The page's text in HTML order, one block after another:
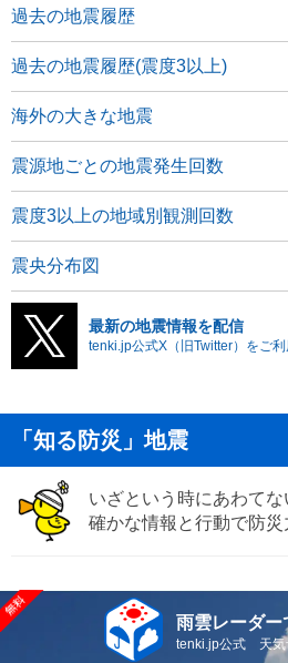
過去の地震履歴
過去の地震履歴(震度3以上)
海外の大きな地震
震源地ごとの地震発生回数
震度3以上の地域別観測回数
震央分布図
最新の地震情報を配信
tenki.jp公式X（旧Twitter）をご利
「知る防災」地震
いざという時にあわてな
確かな情報と行動で防災
雨雲レーダー
tenki.jp公式 天気